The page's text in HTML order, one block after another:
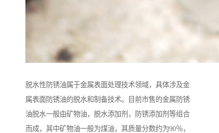
脱水性防锈油属于金属表面处理技术领域，具体涉及金
属表面防锈油的脱水和制备技术。目前市售的金属防锈
油脱水一般由矿物油，脱水添加剂，防锈添加剂等组合
而成，其中矿物油一般为煤油，其质量分数约为90％，